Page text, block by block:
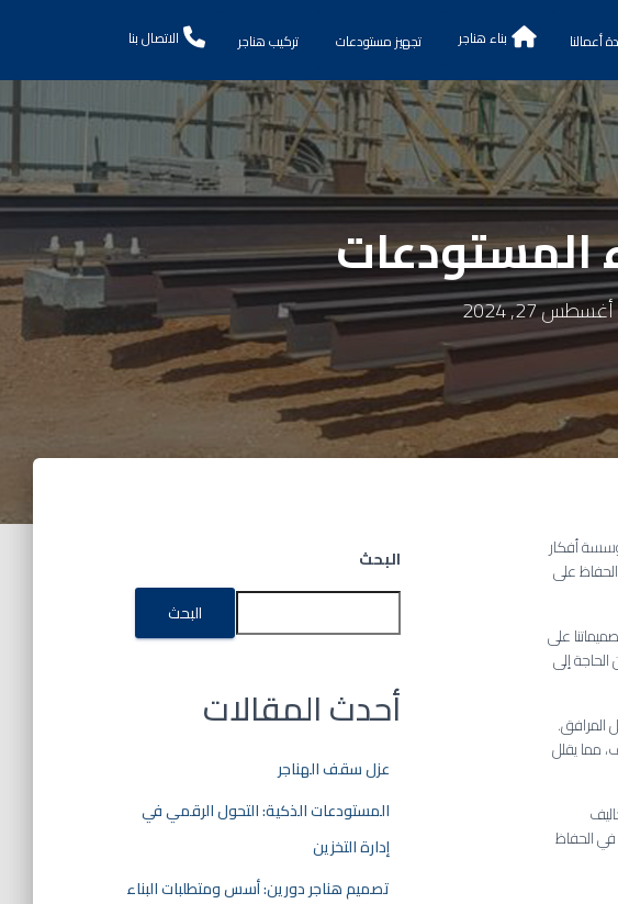
أعمالنا بناء هناجر تجهيز مستودعات تركيب هناجر الاتصال بنا
المستودعات
أغسطس 27, 2024
أفكار
على
على
إلى
المرافق.
مما يقلل
في الحفاظ
البحث
البحث
أحدث المقالات
عزل سقف الهناجر
المستودعات الذكية: التحول الرقمي في
إدارة التخزين
تصميم هناجر دورين: أسس ومتطلبات البناء